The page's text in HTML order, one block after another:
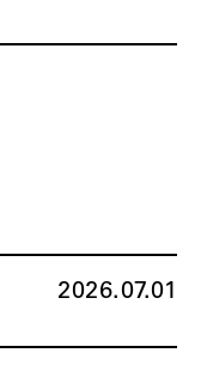
2026.07.01